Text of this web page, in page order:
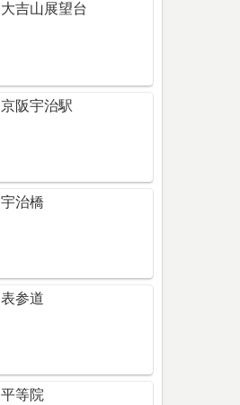
大吉山展望台
京阪宇治駅
宇治橋
表参道
平等院